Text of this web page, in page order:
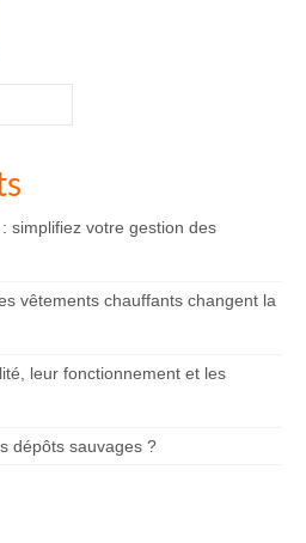
simplifiez votre gestion des
vêtements chauffants changent la
leur fonctionnement et les
dépôts sauvages ?